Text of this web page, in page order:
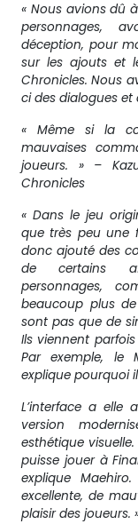
« Nous avions dû
personnages,
déception, pour
sur les ajouts et
Chronicles. Nous
ci des dialogues et
« Même si la
mauvaises
joueurs. » –
Chronicles
« Dans le jeu
que très peu une
donc ajouté des
de certains
personnages,
beaucoup plus
sont pas que de
Ils viennent parfois
Par exemple, le
explique pourquoi
L’interface a elle
version
esthétique
puisse jouer à
explique
excellente, de
plaisir des joueurs.